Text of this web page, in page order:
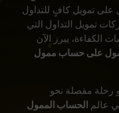
على تمويل كافٍ للتداول
تمويل التداول التي
الكفاءة، يبرز الآن
على حساب ممول
رحلة مفصلة نحو
عالم الحساب الممول